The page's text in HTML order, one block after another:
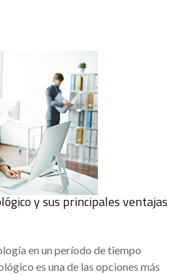
y sus principales ventajas
en un período de tiempo
es una de las opciones más